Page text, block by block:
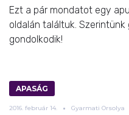
Ezt a pár mondatot egy
oldalán találtuk.
gondolkodik!
APASÁG
2016. február 14. Gyarmati Orsolya